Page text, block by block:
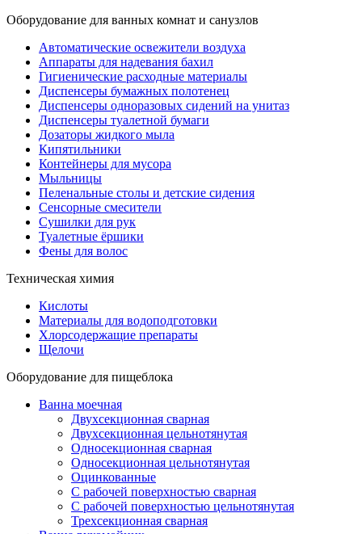
Оборудование для ванных комнат и санузлов
Автоматические освежители воздуха
Аппараты для надевания бахил
Гигиенические расходные материалы
Диспенсеры бумажных полотенец
Диспенсеры одноразовых сидений на унитаз
Диспенсеры туалетной бумаги
Дозаторы жидкого мыла
Кипятильники
Контейнеры для мусора
Мыльницы
Пеленальные столы и детские сидения
Сенсорные смесители
Сушилки для рук
Туалетные ёршики
Фены для волос
Техническая химия
Кислоты
Материалы для водоподготовки
Хлорсодержащие препараты
Щелочи
Оборудование для пищеблока
Ванна моечная
Двухсекционная сварная
Двухсекционная цельнотянутая
Односекционная сварная
Односекционная цельнотянутая
Оцинкованные
С рабочей поверхностью сварная
С рабочей поверхностью цельнотянутая
Трехсекционная сварная